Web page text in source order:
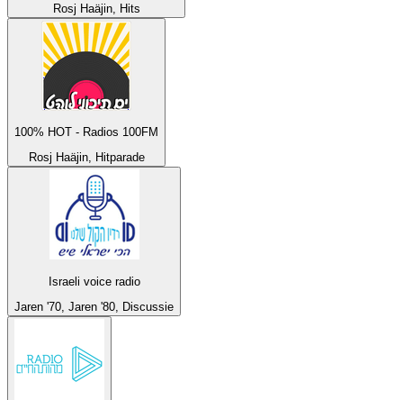
Rosj Haäjin, Hits
100% HOT - Radios 100FM
Rosj Haäjin, Hitparade
Israeli voice radio
Jaren '70, Jaren '80, Discussie